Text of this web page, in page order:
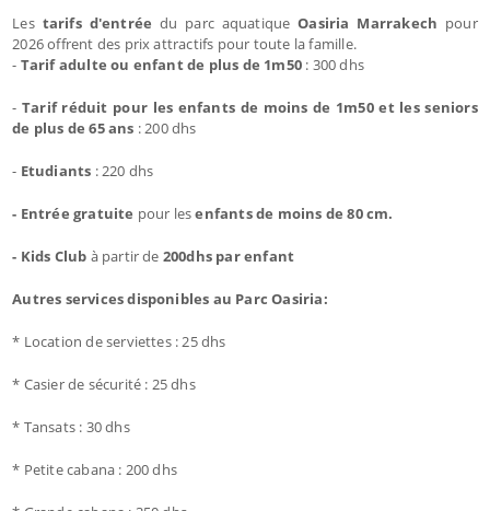
Les tarifs d'entrée du parc aquatiqueOasiria Marrakech pour
2026 offrent des prix attractifs pour toute la famille.
- Tarif adulte ou enfant de plus de 1m50 : 300 dhs
- Tarif réduit pour les enfants de moins de 1m50 et les seniors
de plus de 65 ans : 200 dhs
- Etudiants : 220 dhs
- Entrée gratuite pour lesenfants de moins de 80 cm.
- Kids Club à partir de 200dhs par enfant
Autres services disponibles au Parc Oasiria:
* Location de serviettes : 25 dhs
* Casier de sécurité : 25 dhs
* Tansats : 30 dhs
* Petite cabana : 200 dhs